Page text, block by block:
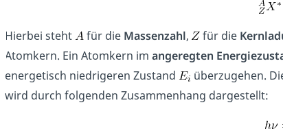
Hierbei steht für die Massenzahl, für die
Atomkern. Ein Atomkern im angeregten
energetisch niedrigeren Zustand
überzugehen.
wird durch folgenden Zusammenhang dargestellt: